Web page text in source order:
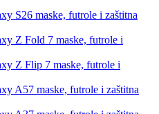
S26 maske, futrole i zaštitna
Z Fold 7 maske, futrole i
Z Flip 7 maske, futrole i
A57 maske, futrole i zaštitna